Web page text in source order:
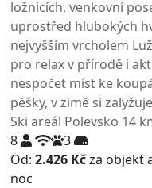
ložnicích, venkovní
uprostřed hlubokých
nejvyšším vrcholem
pro relax v přírodě i
nespočet míst ke
pěšky, v zimě si
Ski areál Polevsko 14
8
3
Od: 2.426 Kčza objekt
noc